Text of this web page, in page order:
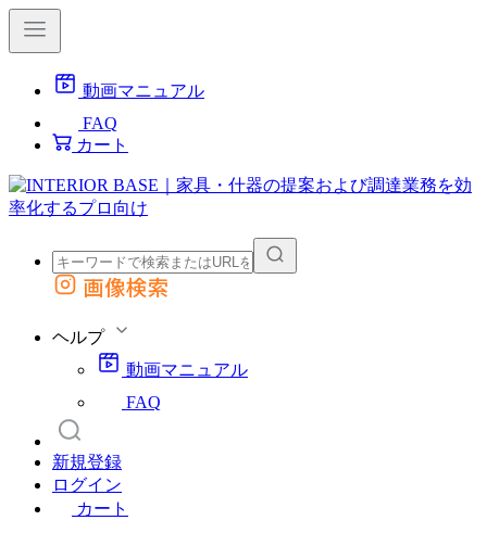
動画マニュアル
FAQ
カート
外部サイトの商品をカートに追加
画像検索
ヘルプ
動画マニュアル
FAQ
新規登録
ログイン
カート